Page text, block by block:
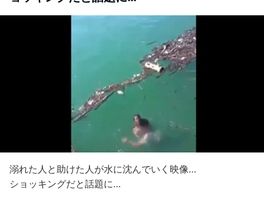
溺れた人と助けた人が水に沈んでいく映像…
ショッキングだと話題に…